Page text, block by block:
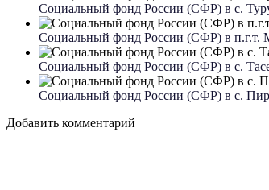
Социальный фонд России (СФР) в с.
Социальный фонд России (СФР) в п.г.т.
Социальный фонд России (СФР) в с.
Социальный фонд России (СФР) в с.
Добавить комментарий